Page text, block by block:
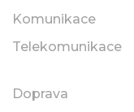
Komunikace
Telekomunikace
Doprava